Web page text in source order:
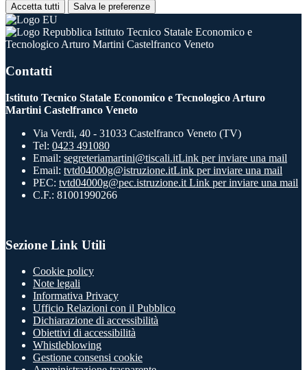
Accetta tutti Salva le preferenze
Istituto Tecnico Statale Economico e
Tecnologico Arturo Martini Castelfranco Veneto
Contatti
Istituto Tecnico Statale Economico e Tecnologico Arturo
Martini Castelfranco Veneto
Via Verdi, 40 - 31033 Castelfranco Veneto (TV)
Tel: 0423 491080
Email: segreteriamartini@tiscali.itLink per inviare una mail
Email: tvtd04000g@istruzione.itLink per inviare una mail
PEC: tvtd04000g@pec.istruzione.it Link per inviare una mail
C.F.: 81001990266
Sezione Link Utili
Cookie policy
Note legali
Informativa Privacy
Ufficio Relazioni con il Pubblico
Dichiarazione di accessibilità
Obiettivi di accessibilità
Whistleblowing
Gestione consensi cookie